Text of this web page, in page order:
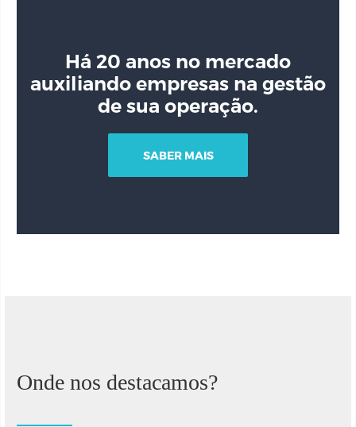
Há 20 anos no mercado
auxiliando empresas na gestão
de sua operação.
SABER MAIS
Onde nos destacamos?